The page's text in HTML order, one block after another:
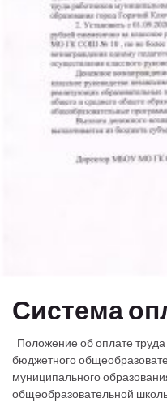
Система
Положение об оплате
бюджетного
муниципального
общеобразовательной